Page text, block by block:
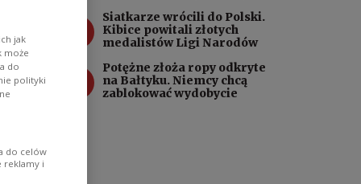
Siatkarze wrócili do Polski.
Kibice powitali złotych
medalistów Ligi Narodów
Potężne złoża ropy odkryte
na Bałtyku. Niemcy chcą
zablokować wydobycie
jak
może
do
polityki
do celów
reklamy i